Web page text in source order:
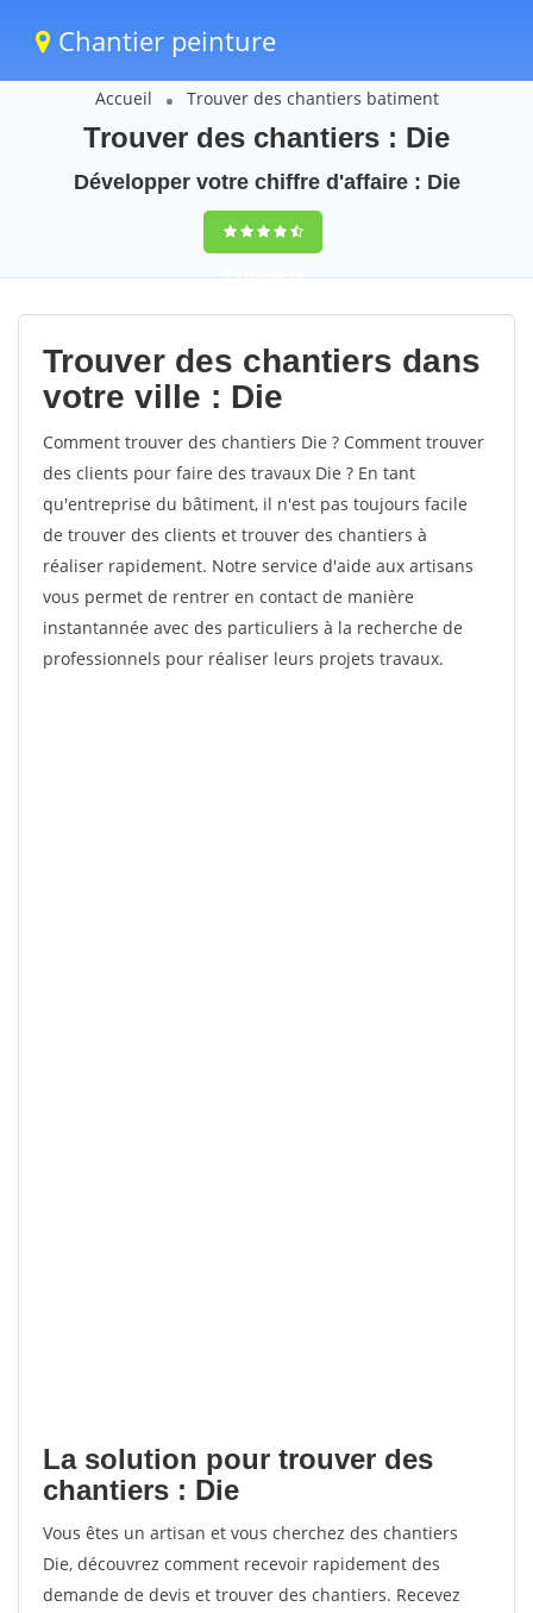
Chantier peinture
Accueil Trouver des chantiers batiment
Trouver des chantiers : Die
Développer votre chiffre d'affaire : Die
9,5(100%)54
votes
Trouver des chantiers dans
votre ville : Die
Comment trouver des chantiers Die ? Comment trouver
des clients pour faire des travaux Die ? En tant
qu'entreprise du bâtiment, il n'est pas toujours facile
de trouver des clients et trouver des chantiers à
réaliser rapidement. Notre service d'aide aux artisans
vous permet de rentrer en contact de manière
instantannée avec des particuliers à la recherche de
professionnels pour réaliser leurs projets travaux.
La solution pour trouver des
chantiers : Die
Vous êtes un artisan et vous cherchez des chantiers
Die, découvrez comment recevoir rapidement des
demande de devis et trouver des chantiers. Recevez